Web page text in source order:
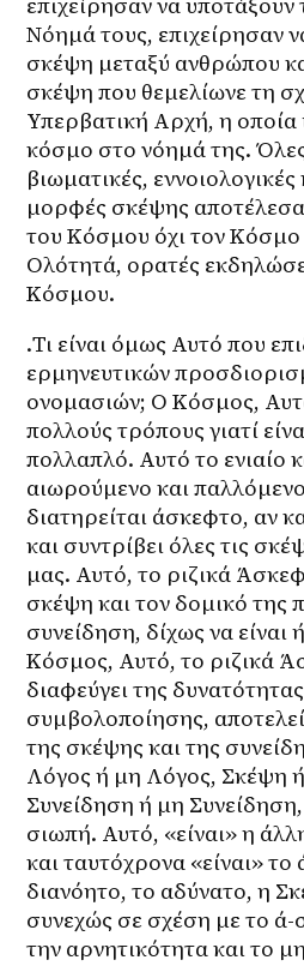
Νόημά τους, επιχείρησαν
σκέψη μεταξύ ανθρώπου
σκέψη που θεμελίωνε τη
Υπερβατική Αρχή, η οποία
κόσμο στο νόημά της.
βιωματικές,
μορφές σκέψης
του Κόσμου όχι τον Κόσμο
Ολότητά, ορατές
Κόσμου.
.Τι είναι όμως Αυτό που
ερμηνευτικών
ονομασιών; Ο Κόσμος,
πολλούς τρόπους γιατί
πολλαπλό. Αυτό το ενιαίο
αιωρούμενο και
διατηρείται άσκεφτο, αν
και συντρίβει όλες τις
μας. Αυτό, το ριζικά
σκέψη και τον δομικό της
συνείδηση, δίχως να είναι
Κόσμος, Αυτό, το ριζικά
διαφεύγει της
συμβολοποίησης,
της σκέψης και της
Λόγος ή μη Λόγος, Σκέψη
Συνείδηση ή μη
σιωπή. Αυτό, «είναι» η
και ταυτόχρονα «είναι»
διανόητο, το αδύνατο, η
συνεχώς σε σχέση με το
την αρνητικότητα και το